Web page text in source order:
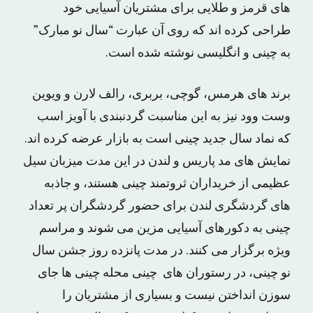
های قرمز و طلایی برای مشتریان آسیایی خود
طراحی کرده اند که روی آن عبارت “سال نو مبارک”
به چینی و انگلیسی نوشته شده است.
برند های هرمس، گوچی، بربری، رالف لارن و ویوین
وست وود نیز به این مناسبت گردنبندی با آویز اسب
که نماد سال جدید چینی است به بازار عرضه کرده اند.
نمایش های مد پاریس و لندن در این مدت میزبان سیل
عظیمی از خریداران ثروتمند چینی هستند، و جاذبه
های گردشگری لندن برای حضور گردشگران پر تعداد
چینی به دکورهای آسیایی مزین می شوند و مراسم
ویژه برگزار می کنند. در مدت پانزده روز جشن سال
نو چینی، در رستوران های چینی محله چینی ها جای
سوزن انداختن نیست و بسیاری از مشتریان را